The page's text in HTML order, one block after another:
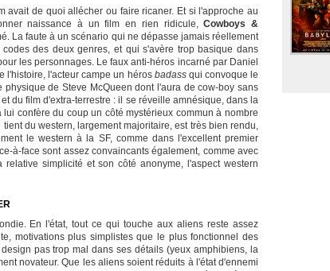
avait de quoi allécher ou faire ricaner. Et si l'approche au
naissance à un film en rien ridicule,Cowboys &
La faute à un scénario qui ne dépasse jamais réellement
des deux genres, et qui s'avère trop basique dans
les personnages. Le faux anti-héros incarné par Daniel
l'histoire, l'acteur campe un héros badassqui convoque le
de Steve McQueen dont l'aura de cow-boy sans
du film d'extra-terrestre : il se réveille amnésique, dans la
confère du coup un côté mystérieux commun à nombre
du western, largement majoritaire, est très bien rendu,
le western à la SF, comme dans l'excellent premier
à-face sont assez convaincants également, comme avec
simplicité et son côté anonyme, l'aspect western
En l'état, tout ce qui touche aux aliens reste assez
motivations plus simplistes que le plus fonctionnel des
pas trop mal dans ses détails (yeux amphibiens, la
novateur. Que les aliens soient réduits à l'état d'ennemi